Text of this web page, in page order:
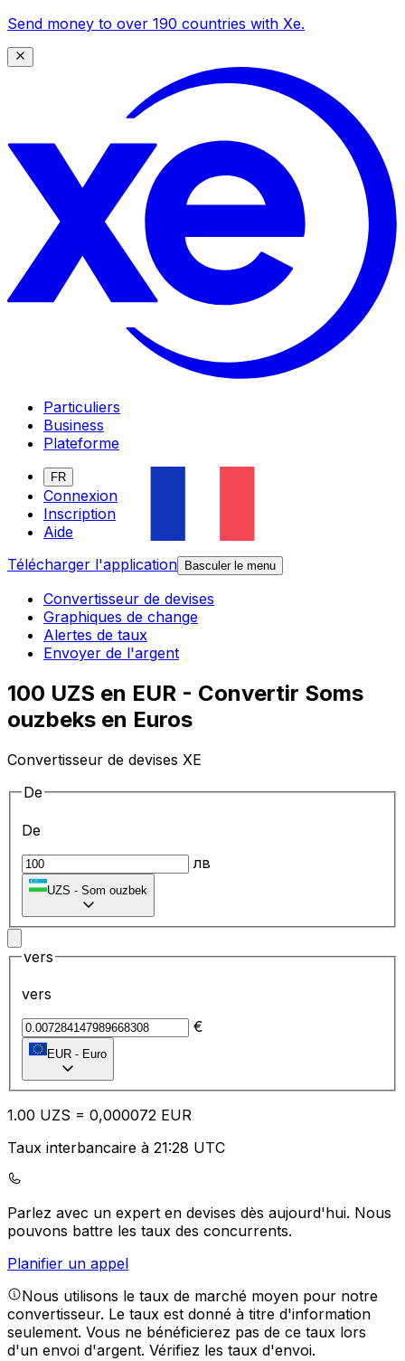
Send money to over 190 countries with Xe.
Particuliers
Business
Plateforme
FR
Connexion
Inscription
Aide
Télécharger l'application
Basculer le menu
Convertisseur de devises
Graphiques de change
Alertes de taux
Envoyer de l'argent
100 UZS en EUR - Convertir Soms
ouzbeks en Euros
Convertisseur de devises XE
De
De
лв
UZS - Som ouzbek
vers
vers
€
EUR - Euro
1.00 UZS = 0,000072 EUR
Taux interbancaire à 21:28 UTC
Parlez avec un expert en devises dès aujourd'hui. Nous
pouvons battre les taux des concurrents.
Planifier un appel
Nous utilisons le taux de marché moyen pour notre
convertisseur. Le taux est donné à titre d'information
seulement. Vous ne bénéficierez pas de ce taux lors
d'un envoi d'argent. Vérifiez les taux d'envoi.